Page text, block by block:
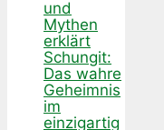
und
Mythen
erklärt
Schungit:
Das wahre
Geheimnis
im
einzigartig